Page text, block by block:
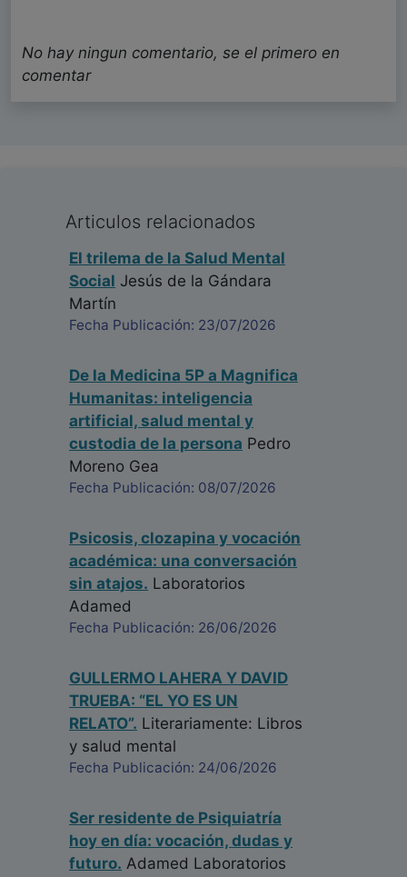
No hay ningun comentario, se el primero en
comentar
Articulos relacionados
El trilema de la Salud Mental
Social Jesús de la Gándara
Martín
Fecha Publicación: 23/07/2026
De la Medicina 5P a Magnifica
Humanitas: inteligencia
artificial, salud mental y
custodia de la persona Pedro
Moreno Gea
Fecha Publicación: 08/07/2026
Psicosis, clozapina y vocación
académica: una conversación
sin atajos. Laboratorios
Adamed
Fecha Publicación: 26/06/2026
GULLERMO LAHERA Y DAVID
TRUEBA: “EL YO ES UN
RELATO”. Literariamente: Libros
y salud mental
Fecha Publicación: 24/06/2026
Ser residente de Psiquiatría
hoy en día: vocación, dudas y
futuro. Adamed Laboratorios